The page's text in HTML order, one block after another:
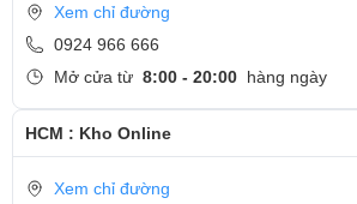
Xem chỉ đường
0924 966 666
Mở cửa từ 8:00 - 20:00 hàng ngày
HCM : Kho Online
Xem chỉ đường